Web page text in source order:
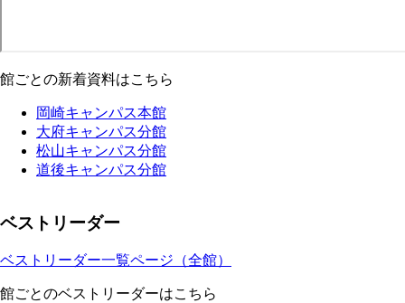
館ごとの新着資料はこちら
岡崎キャンパス本館
大府キャンパス分館
松山キャンパス分館
道後キャンパス分館
ベストリーダー
ベストリーダー一覧ページ（全館）
館ごとのベストリーダーはこちら